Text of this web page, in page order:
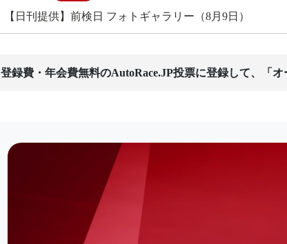
【日刊提供】前検日 フォトギャラリー（8月9日）
登録費・年会費無料のAutoRace.JP投票に登録して、「